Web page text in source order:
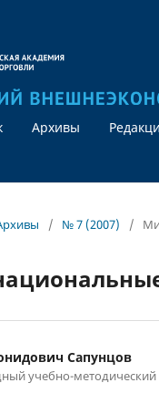
Архивы
/ № 7 (2007) /
Сапунцов
учебно-методический